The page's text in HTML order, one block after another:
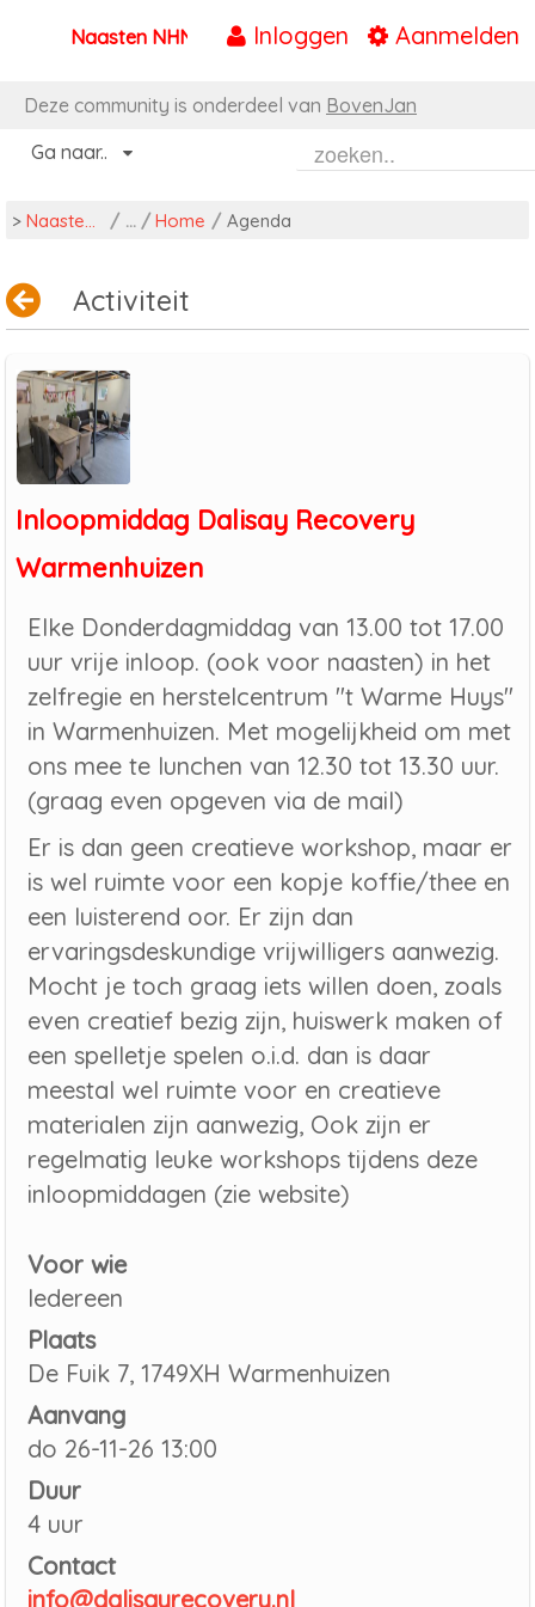
Naar content
Inloggen Aanmelden
Naasten NHN
Deze community is onderdeel van BovenJan
Ga naar..
> Naasten NHN / Home / Agenda
Activiteit
Inloopmiddag Dalisay Recovery
Warmenhuizen
Elke Donderdagmiddag van 13.00 tot 17.00
uur vrije inloop. (ook voor naasten) in het
zelfregie en herstelcentrum "t Warme Huys"
in Warmenhuizen. Met mogelijkheid om met
ons mee te lunchen van 12.30 tot 13.30 uur.
(graag even opgeven via de mail)
Er is dan geen creatieve workshop, maar er
is wel ruimte voor een kopje koffie/thee en
een luisterend oor. Er zijn dan
ervaringsdeskundige vrijwilligers aanwezig.
Mocht je toch graag iets willen doen, zoals
even creatief bezig zijn, huiswerk maken of
een spelletje spelen o.i.d. dan is daar
meestal wel ruimte voor en creatieve
materialen zijn aanwezig, Ook zijn er
regelmatig leuke workshops tijdens deze
inloopmiddagen (zie website)
Voor wie
Iedereen
Plaats
De Fuik 7, 1749XH Warmenhuizen
Aanvang
do 26-11-26 13:00
Duur
4 uur
Contact
info@dalisayrecovery.nl